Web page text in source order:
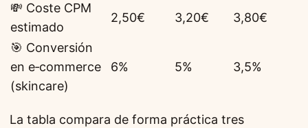
💸 Coste CPM
estimado
2,50€ 3,20€ 3,80€
🎯 Conversión
en e‑commerce
(skincare)
6% 5% 3,5%
La tabla compara de forma práctica tres